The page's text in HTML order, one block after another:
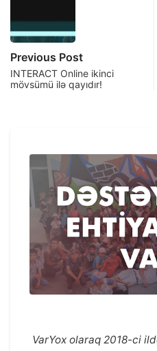
Previous Post
INTERACT Online ikinci
mövsümü ilə qayıdır!
VarYox olaraq 2018-ci